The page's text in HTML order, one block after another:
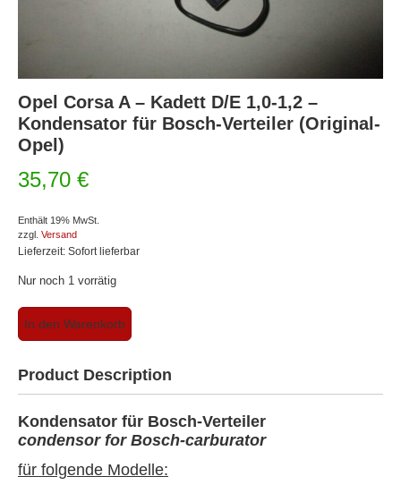
Opel Corsa A – Kadett D/E 1,0-1,2 –
Kondensator für Bosch-Verteiler (Original-
Opel)
35,70 €
Enthält 19% MwSt.
zzgl. Versand
Lieferzeit: Sofort lieferbar
Nur noch 1 vorrätig
Opel
Corsa
-
1,0-
1,2
Kondensator
In den Warenkorb
Product Description
Kondensator für Bosch-Verteiler
condensor for Bosch-carburator
für folgende Modelle: